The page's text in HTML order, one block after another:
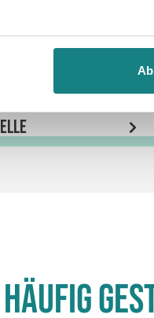
Häufig